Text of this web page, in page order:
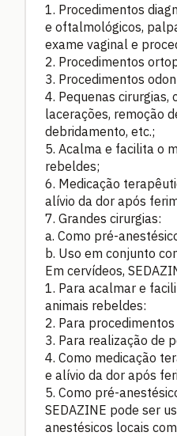
1. Procedimentos
e oftalmológicos,
exame vaginal e
2. Procedimentos
3. Procedimentos
4. Pequenas cirurgias,
lacerações, remoção
debridamento, etc.;
5. Acalma e facilita o
rebeldes;
6. Medicação
alívio da dor após
7. Grandes cirurgias:
a. Como pré-
b. Uso em conjunto
Em cervídeos,
1. Para acalmar e
animais rebeldes:
2. Para
3. Para realização de
4. Como medicação
e alívio da dor após
5. Como pré-
SEDAZINE pode ser
anestésicos locais